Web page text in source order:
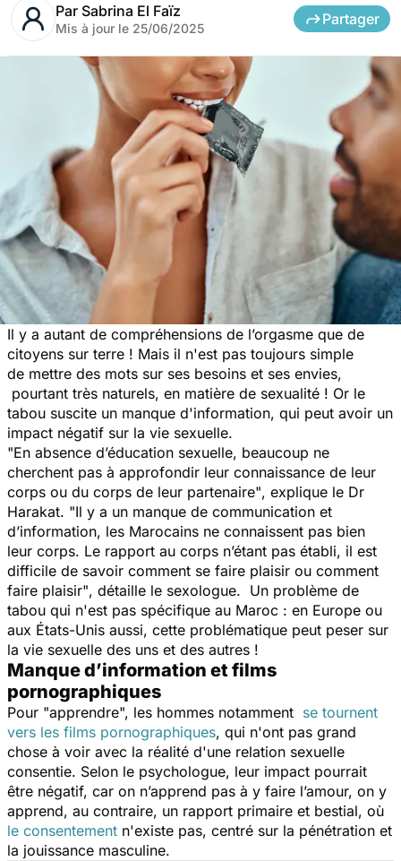
Par Sabrina El Faïz
Mis à jour le 25/06/2025
Partager
Il y a autant de compréhensions de l’orgasme que de
citoyens sur terre ! Mais il n'est pas toujours simple
de mettre des mots sur ses besoins et ses envies,
pourtant très naturels, en matière de sexualité ! Or le
tabou suscite un manque d'information, qui peut avoir un
impact négatif sur la vie sexuelle.
"En absence d’éducation sexuelle, beaucoup ne
cherchent pas à approfondir leur connaissance de leur
corps ou du corps de leur partenaire", explique le Dr
Harakat. "Il y a un manque de communication et
d’information, les Marocains ne connaissent pas bien
leur corps. Le rapport au corps n’étant pas établi, il est
difficile de savoir comment se faire plaisir ou comment
faire plaisir", détaille le sexologue. Un problème de
tabou qui n'est pas spécifique au Maroc : en Europe ou
aux États-Unis aussi, cette problématique peut peser sur
la vie sexuelle des uns et des autres !
Manque d’information et films
pornographiques
Pour "apprendre", les hommes notamment se tournent
vers les films pornographiques, qui n'ont pas grand
chose à voir avec la réalité d'une relation sexuelle
consentie. Selon le psychologue, leur impact pourrait
être négatif, car on n’apprend pas à y faire l’amour, on y
apprend, au contraire, un rapport primaire et bestial, où
le consentement n'existe pas, centré sur la pénétration et
la jouissance masculine.